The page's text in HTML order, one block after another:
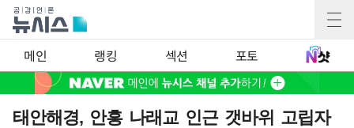
메인 랭킹 섹션 포토
태안해경, 안흥 나래교 인근 갯바위 고립자